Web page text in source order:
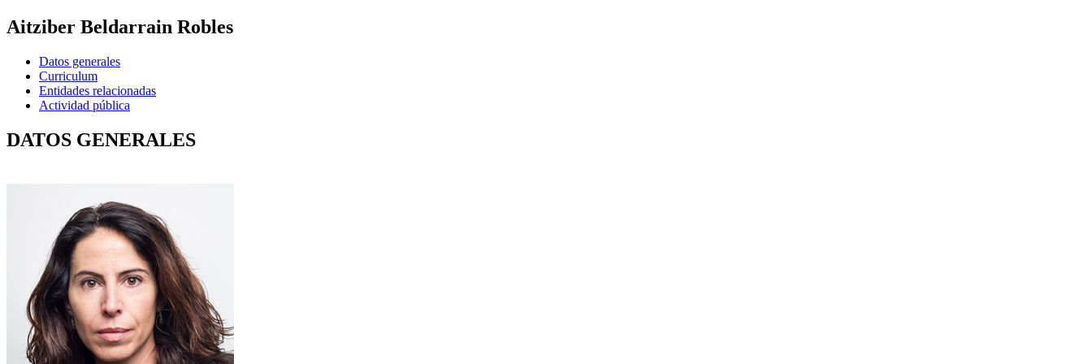
Aitziber Beldarrain Robles
Datos generales
Curriculum
Entidades relacionadas
Actividad pública
DATOS GENERALES